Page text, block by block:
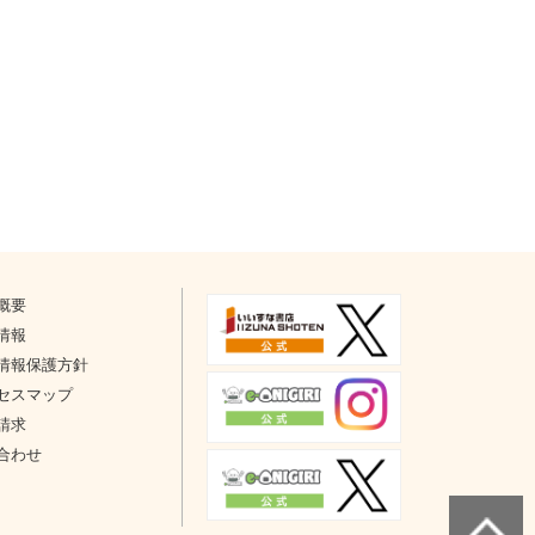
要
報
報保護方針
スマップ
求
わせ